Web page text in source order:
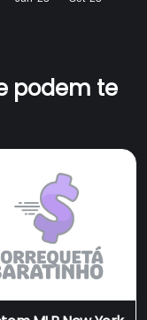
podem te